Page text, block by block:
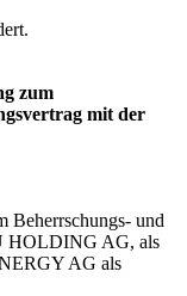
zum
mit der
Beherrschungs- und
HOLDING AG, als
AG als